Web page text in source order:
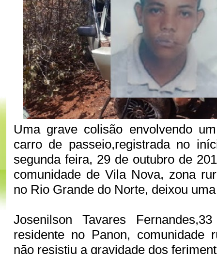
Uma grave colisão envolvendo
carro de passeio,registrada no
segunda feira, 29 de outubro de
comunidade de Vila Nova, zona
no Rio Grande do Norte, deixou
Josenilson Tavares
residente no Panon, comunidade
não resistiu a gravidade dos